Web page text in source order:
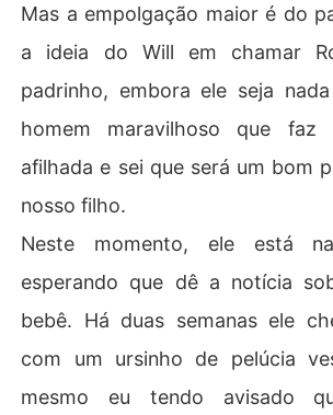
Mas a empolgação maior é do
a ideia do Will em chamar
padrinho, embora ele seja
homem maravilhoso que
afilhada e sei que será um bom
nosso filho.
Neste momento, ele está
esperando que dê a notícia
bebê. Há duas semanas ele
com um ursinho de pelúcia
mesmo eu tendo avisado